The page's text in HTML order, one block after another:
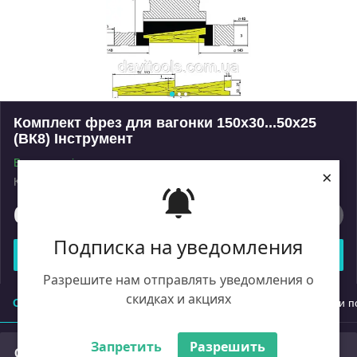
Подписка на уведомления
Разрешите нам отправлять уведомления о
скидках и акциях
Запретить Разрешить
×
Комплект фрез для вагонки 150x30...50x25
(ВК8) Інструмент
В наявності
Код: AN340.06
67 840
Купити
Опис Характеристики Доставка Умови
Опис